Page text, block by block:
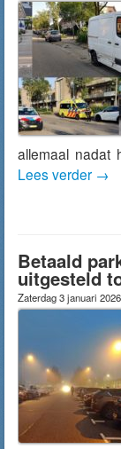
allemaal nadat
Lees verder →
Betaald
uitgesteld
Zaterdag 3 januari 2026